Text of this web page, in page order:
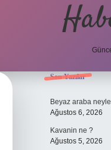
Son Yazılar
Beyaz araba
Ağustos 6, 2026
Kavanin ne ?
Ağustos 5, 2026